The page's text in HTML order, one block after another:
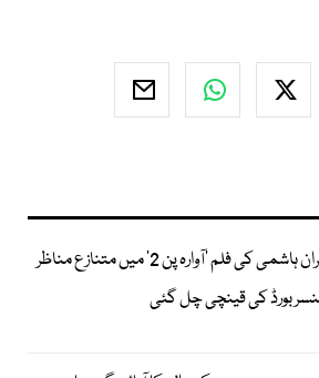
عمران ہاشمی کی فلم ’آوارہ پن 2‘ میں متنازع مناظر
بورڈ کی قینچی چل گئی